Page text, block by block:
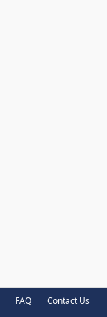
FAQ Contact Us